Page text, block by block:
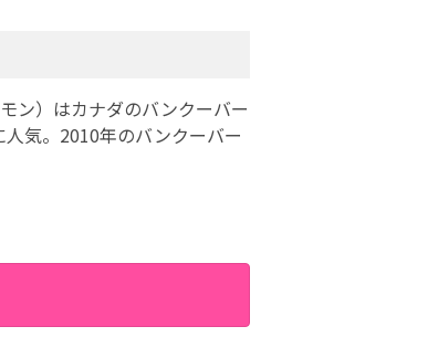
ン）はカナダのバンクーバー
気。2010年のバンクーバー